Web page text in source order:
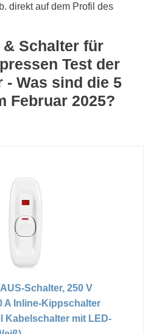
direkt auf dem Profil des
& Schalter für
Test der
- Was sind die 5
Februar 2025?
Schalter, 250 V
A Inline-Kippschalter
Kabelschalter mit LED-